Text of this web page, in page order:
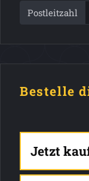
Postleitzahl
Bestelle
Jetzt